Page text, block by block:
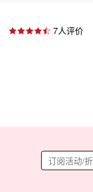
7人评价